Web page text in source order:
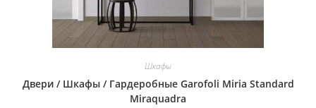
Шкафы
Двери / Шкафы / Гардеробные Garofoli Miria Standard
Miraquadra